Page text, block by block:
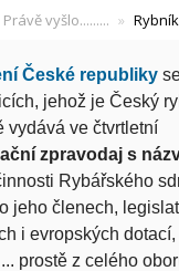
Právě vyšlo.........
České republiky
jehož je Český
vydává ve čtvrtletní
zpravodaj s
Rybářského
jeho členech,
i evropských
prostě z celého